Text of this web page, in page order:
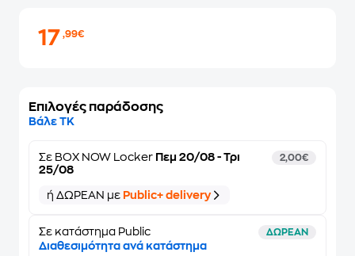
17,99€
Επιλογές παράδοσης
Βάλε ΤΚ
Σε BOX NOW Locker Πεμ 20/08 - Τρι
25/08
2,00€
ή ΔΩΡΕΑΝ με Public+ delivery
Σε κατάστημα Public ΔΩΡΕΑΝ
Διαθεσιμότητα ανά κατάστημα